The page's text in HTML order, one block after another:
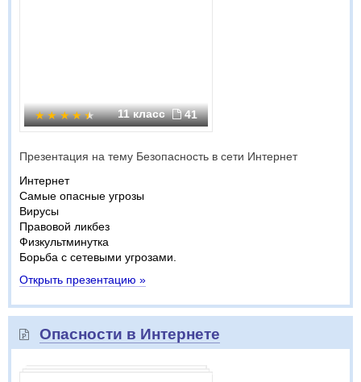
11 класс 41
Презентация на тему Безопасность в сети Интернет
Интернет
Самые опасные угрозы
Вирусы
Правовой ликбез
Физкультминутка
Борьба с сетевыми угрозами.
Открыть презентацию »
Опасности в Интернете